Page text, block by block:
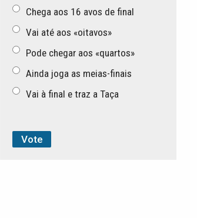
Chega aos 16 avos de final
Vai até aos «oitavos»
Pode chegar aos «quartos»
Ainda joga as meias-finais
Vai à final e traz a Taça